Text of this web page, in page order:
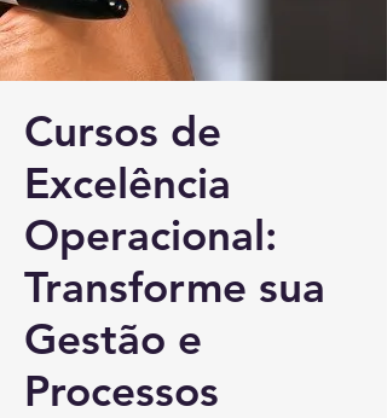
Cursos de
Excelência
Operacional:
Transforme sua
Gestão e
Processos